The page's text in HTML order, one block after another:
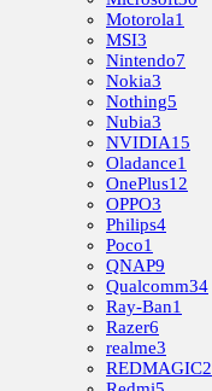
Motorola1
MSI3
Nintendo7
Nokia3
Nothing5
Nubia3
NVIDIA15
Oladance1
OnePlus12
OPPO3
Philips4
Poco1
QNAP9
Qualcomm34
Ray-Ban1
Razer6
realme3
REDMAGIC2